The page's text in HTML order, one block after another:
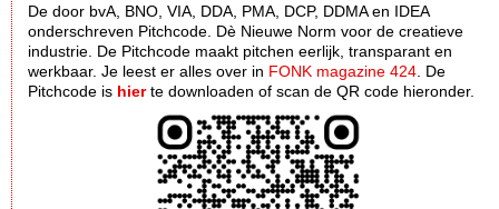
De door bvA, BNO, VIA, DDA, PMA, DCP, DDMA en IDEA
onderschreven Pitchcode. Dè Nieuwe Norm voor de creatieve
industrie. De Pitchcode maakt pitchen eerlijk, transparant en
werkbaar. Je leest er alles over in FONK magazine 424 . De
Pitchcode is hierte downloaden of scan de QR code hieronder.